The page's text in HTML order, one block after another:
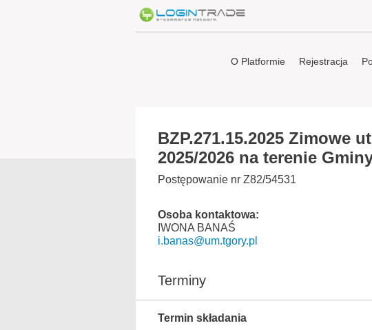
O Platformie Rejestracja
BZP.271.15.2025 Zimowe
2025/2026 na terenie
Postępowanie nr Z82/54531
Osoba kontaktowa:
IWONA BANAŚ
i.banas@um.tgory.pl
Terminy
Termin składania